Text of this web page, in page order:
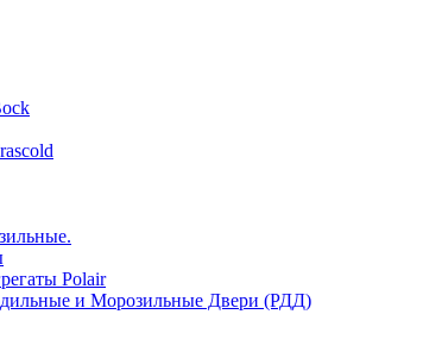
Polair
и Морозильные Двери (РДД)